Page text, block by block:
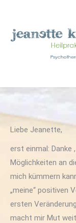
Liebe Jeanette,
erst einmal: Danke
Möglichkeiten an
mich kümmern
„meine“ positiven
ersten
macht mir Mut